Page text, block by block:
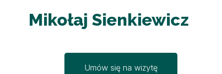
Mikołaj Sienkiewicz
Umów się na wizytę